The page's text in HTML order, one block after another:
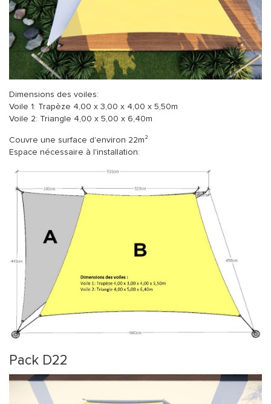
Dimensions des voiles:
Voile 1: Trapèze 4,00 x 3,00 x 4,00 x 5,50m
Voile 2: Triangle 4,00 x 5,00 x 6,40m
Couvre une surface d'environ 22m²
Espace nécessaire à l'installation:
Pack D22